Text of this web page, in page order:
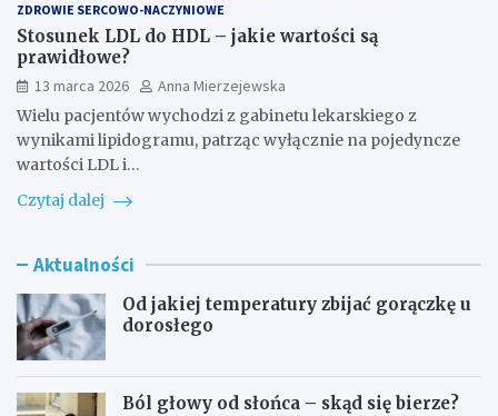
ZDROWIE SERCOWO-NACZYNIOWE
Stosunek LDL do HDL – jakie wartości są
prawidłowe?
13 marca 2026
Anna Mierzejewska
Wielu pacjentów wychodzi z gabinetu lekarskiego z
wynikami lipidogramu, patrząc wyłącznie na pojedyncze
wartości LDL i…
Czytaj dalej
Aktualności
Od jakiej temperatury zbijać gorączkę u
dorosłego
Ból głowy od słońca – skąd się bierze?